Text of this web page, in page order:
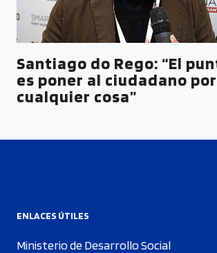
Santiago do Rego: “El
es poner al ciudadano
cualquier cosa”
ENLACES ÚTILES
Ministerio de Desarrollo Social